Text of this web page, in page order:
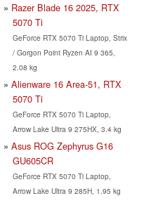
Razer Blade 16 2025, RTX
5070 Ti
GeForce RTX 5070 Ti Laptop, Strix
/ Gorgon Point Ryzen AI 9 365,
2.08 kg
Alienware 16 Area-51, RTX
5070 Ti
GeForce RTX 5070 Ti Laptop,
Arrow Lake Ultra 9 275HX, 3.4 kg
Asus ROG Zephyrus G16
GU605CR
GeForce RTX 5070 Ti Laptop,
Arrow Lake Ultra 9 285H, 1.95 kg